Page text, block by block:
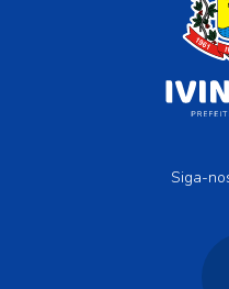
Siga-